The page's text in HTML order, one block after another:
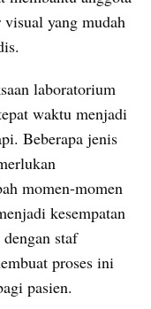
yang mudah
laboratorium
waktu menjadi
Beberapa jenis
momen-momen
kesempatan
staf
proses ini
pasien.